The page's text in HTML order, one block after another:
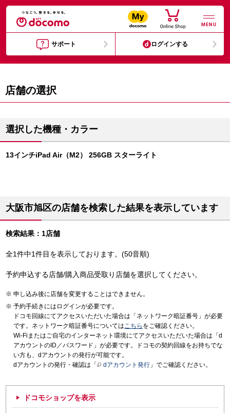
MENU
サポート ログインする
店舗の選択
選択した機種・カラー
13インチiPad Air（M2） 256GB スターライト
大阪市旭区の店舗を検索した結果を表示しています
検索結果：1店舗
全1件中1件目を表示しております。(50音順)
予約申込する店舗/購入商品受取り店舗を選択してください。
申し込み後に店舗を変更することはできません。
予約手続きにはログインが必要です。
ドコモ回線にてアクセスいただいた場合は「ネットワーク暗証番号」が必要
です。ネットワーク暗証番号についてはこちら をご確認ください。
Wi-Fiまたはご自宅のインターネット環境にてアクセスいただいた場合は「d
アカウントのID／パスワード」が必要です。ドコモの契約回線をお持ちでな
い方も、dアカウントの発行が可能です。
dアカウントの発行・確認は「
dアカウント発行 」でご確認ください。
ドコモショップを表示